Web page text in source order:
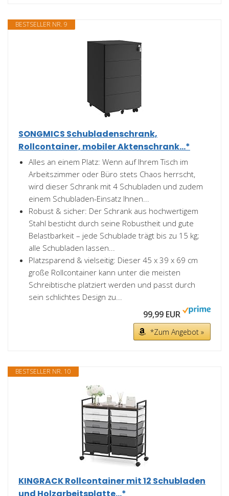
BESTSELLER NR. 9
SONGMICS Schubladenschrank,
Rollcontainer, mobiler Aktenschrank...*
Alles an einem Platz: Wenn auf Ihrem Tisch im
Arbeitszimmer oder Büro stets Chaos herrscht,
wird dieser Schrank mit 4 Schubladen und zudem
einem Schubladen-Einsatz Ihnen...
Robust & sicher: Der Schrank aus hochwertigem
Stahl besticht durch seine Robustheit und gute
Belastbarkeit – jede Schublade trägt bis zu 15 kg;
alle Schubladen lassen...
Platzsparend & vielseitig: Dieser 45 x 39 x 69 cm
große Rollcontainer kann unter die meisten
Schreibtische platziert werden und passt durch
sein schlichtes Design zu...
99,99 EUR
*Zum Angebot »
BESTSELLER NR. 10
KINGRACK Rollcontainer mit 12 Schubladen